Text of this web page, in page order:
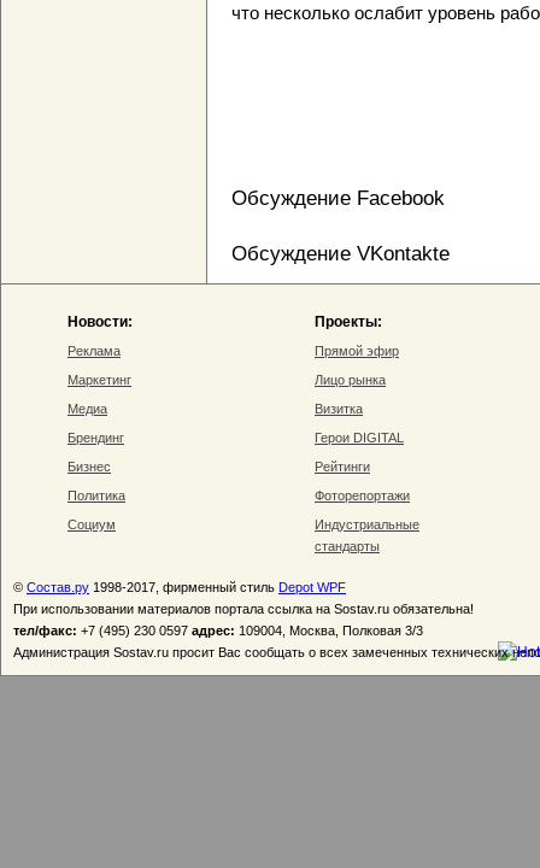
что несколько ослабит уровень
Обсуждение Facebook
Обсуждение VKontakte
Новости:
Реклама
Маркетинг
Медиа
Брендинг
Бизнес
Политика
Социум
Проекты:
Прямой эфир
Лицо рынка
Визитка
Герои DIGITAL
Рейтинги
Фоторепортажи
Индустриальные
стандарты
© Состав.ру 1998-2017, фирменный стиль Depot WPF
При использовании материалов портала ссылка на Sostav.ru обязательна!
тел/факс: +7 (495) 230 0597 адрес: 109004, Москва, Полковая 3/3
Администрация Sostav.ru просит Вас сообщать о всех замеченных технических